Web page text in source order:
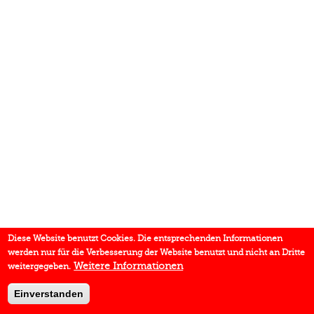
Diese Website benutzt Cookies. Die entsprechenden Informationen
werden nur für die Verbesserung der Website benutzt und nicht an Dritte
weitergegeben. Weitere Informationen
Einverstanden